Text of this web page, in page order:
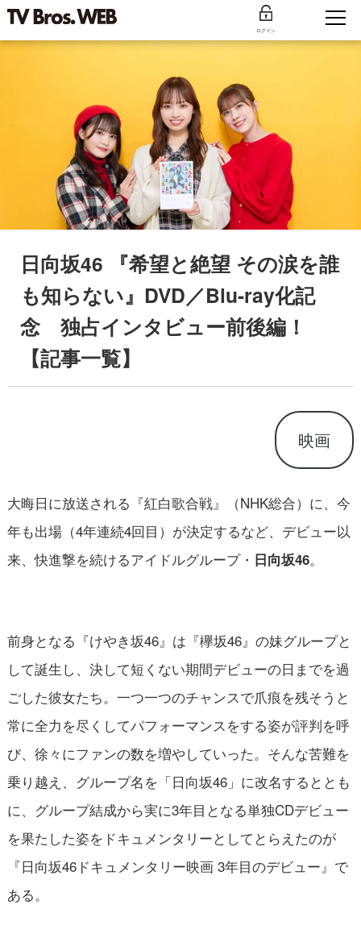
ログイン
日向坂46 『希望と絶望 その涙を誰
も知らない』DVD／Blu-ray化記
念 独占インタビュー前後編！
【記事一覧】
映画
大晦日に放送される『紅白歌合戦』（NHK総合）に、今
年も出場（4年連続4回目）が決定するなど、デビュー以
来、快進撃を続けるアイドルグループ・ 日向坂46。
前身となる『けやき坂46』は『欅坂46』の妹グループと
して誕生し、決して短くない期間デビューの日までを過
ごした彼女たち。一つ一つのチャンスで爪痕を残そうと
常に全力を尽くしてパフォーマンスをする姿が評判を呼
び、徐々にファンの数を増やしていった。そんな苦難を
乗り越え、グループ名を「日向坂46」に改名するととも
に、グループ結成から実に3年目となる単独CDデビュー
を果たした姿をドキュメンタリーとしてとらえたのが
『日向坂46ドキュメンタリー映画 3年目のデビュー』で
ある。